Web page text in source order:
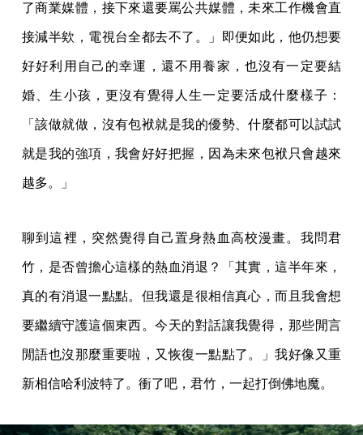
了商業媒體，接下來還要罵公共媒體，未來工作機會直
接減半欸，電視台全都去不了。」即便如此，他仍想要
好好利用自己的幸運，還不用養家，也沒有一定要結
婚、生小孩，更沒有覺得人生一定要活成什麼樣子：
「該做就做，沒有包袱就是我的優勢、什麼都可以試試
就是我的強項，我會好好把握，因為未來包袱只會越來
越多。」
聊到這裡，突然覺得自己置身熱血高校漫畫。我問君
竹，是否曾擔心這樣的熱血消退？「其實，這半年來，
真的有消退一點點。但我還是很相信真心，而且我會想
要繼續守護這個東西。今天的對話讓我覺得，那些閒言
閒語也沒那麼重要啦，又恢復一點點了。」我好像又重
新相信哈利波特了。衝了吧，君竹，一起打倒佛地魔。